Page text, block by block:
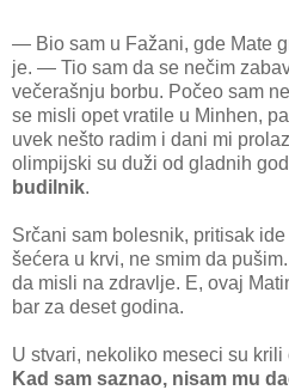
— Bio sam u Fažani, gde Mate
je. — Tio sam da se nečim
večerašnju borbu. Počeo sam
se misli opet vratile u Minhen,
uvek nešto radim i dani mi
olimpijski su duži od gladnih
budilnik.
Srčani sam bolesnik, pritisak
šećera u krvi, ne smim da
da misli na zdravlje. E, ovaj
bar za deset godina.
U stvari, nekoliko meseci su
Kad sam saznao, nisam mu